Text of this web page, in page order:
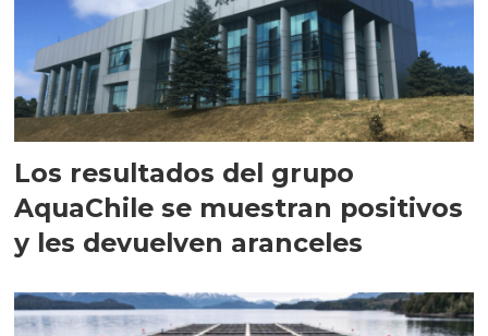
Los resultados del grupo
AquaChile se muestran positivos
y les devuelven aranceles